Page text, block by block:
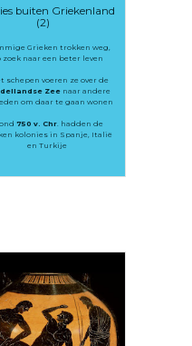
buiten Griekenland
(2)
Grieken trokken weg,
zoek naar een beter leven
schepen voeren ze over de
Zeenaar andere
om daar te gaan wonen
750 v. Chr . hadden de
kolonies in Spanje, Italië
en Turkije